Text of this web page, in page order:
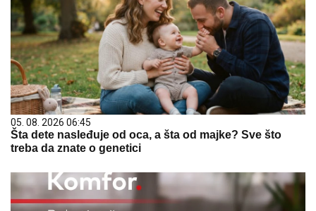
05. 08. 2026 06:45
Šta dete nasleđuje od oca, a šta od majke? Sve što
treba da znate o genetici